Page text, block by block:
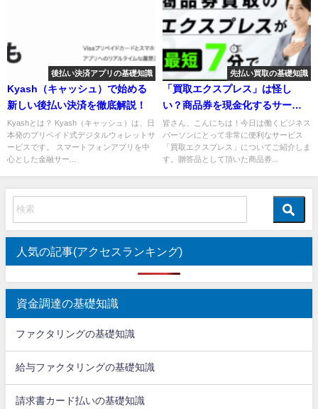
後払い決済アプリの基礎知識
Kyash（キャッシュ）で始める
新しい後払い決済を徹底解説！
Kyashとは？ Kyash（キャッシュ）は、日
本発のプリペイド式デジタルウォレットサ
ービスです。 スマートフォンアプリを中
心とした金融サー...
先払い買取の基礎知識
「買取エクスプレス」は怪し
い？商品券を現金化するサービ
スを解説
皆さん、こんにちは！今日は働くビジネス
パーソンにとって非常に便利なサービス
「買取エクスプレス」についてご紹介しま
す。贈答品として頂いた商品券...
人気の記事(アクセスランキング)
資金調達の基礎知識
ファクタリングの基礎知識
給与ファクタリングの基礎知識
請求書カード払いの基礎知識